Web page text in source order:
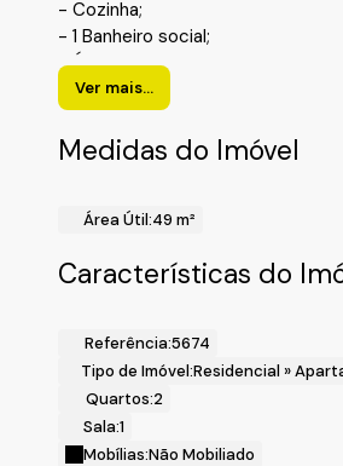
- Cozinha;
- 1 Banheiro social;
- Área de serviço;
- Vaga de garagem.
!! Condomínio !!
- Segurança 24hrs;
!! Localização !!
Cidade: Itupeva-SP.
(11) 4492-7939 / (11) 9 3055-
Ver mais...
Medidas do Imóvel
Área Útil:49 m²
Características do
Referência:5674
Tipo de Imóvel:Residencial »
Quartos:2
Sala:1
Mobílias:Não Mobiliado